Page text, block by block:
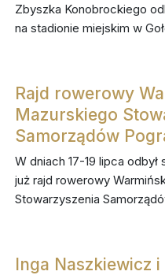
Zbyszka Konobrockiego
na stadionie miejskim w
Rajd rowerowy
Mazurskiego
Samorządów
W dniach 17-19 lipca
już rajd rowerowy
Stowarzyszenia
Inga Naszkiewicz